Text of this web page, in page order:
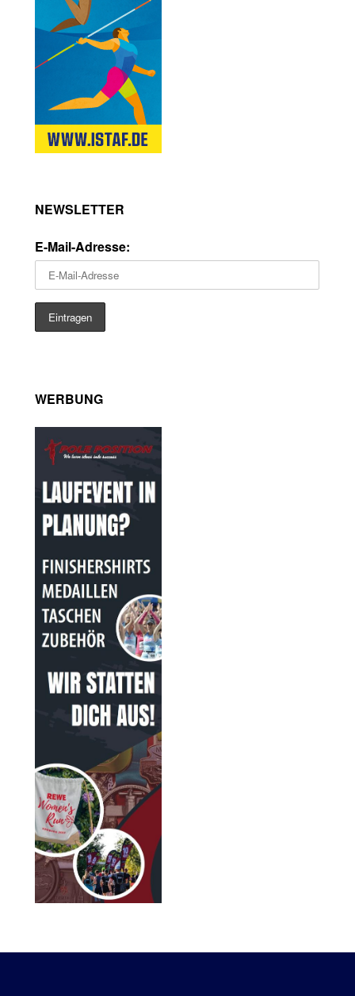
NEWSLETTER
E-Mail-Adresse:
WERBUNG